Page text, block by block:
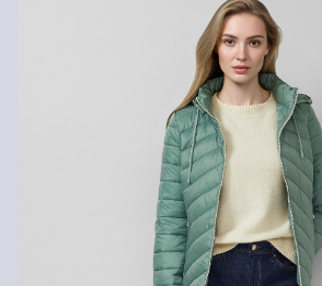
Niet bleken met chloor
Speciaal wasprogramma 30 °C
Chemische reiniging met
fijnwasprogramma
Je kunt je artikelen binnen 14 dagen gratis
Als je onze s.Oliver Card hebt, kun je
dagen gratis retourneren.